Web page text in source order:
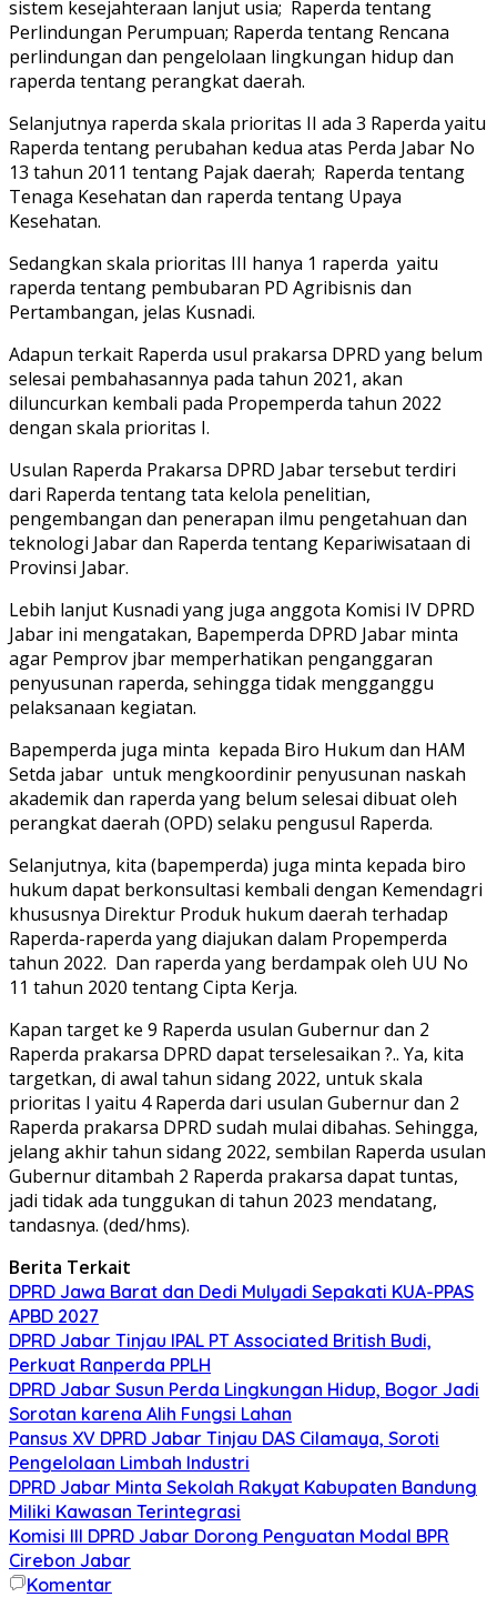
sistem kesejahteraan lanjut usia; Raperda tentang
Perlindungan Perumpuan; Raperda tentang Rencana
perlindungan dan pengelolaan lingkungan hidup dan
raperda tentang perangkat daerah.
Selanjutnya raperda skala prioritas II ada 3 Raperda yaitu
Raperda tentang perubahan kedua atas Perda Jabar No
13 tahun 2011 tentang Pajak daerah; Raperda tentang
Tenaga Kesehatan dan raperda tentang Upaya
Kesehatan.
Sedangkan skala prioritas III hanya 1 raperda yaitu
raperda tentang pembubaran PD Agribisnis dan
Pertambangan, jelas Kusnadi.
Adapun terkait Raperda usul prakarsa DPRD yang belum
selesai pembahasannya pada tahun 2021, akan
diluncurkan kembali pada Propemperda tahun 2022
dengan skala prioritas I.
Usulan Raperda Prakarsa DPRD Jabar tersebut terdiri
dari Raperda tentang tata kelola penelitian,
pengembangan dan penerapan ilmu pengetahuan dan
teknologi Jabar dan Raperda tentang Kepariwisataan di
Provinsi Jabar.
Lebih lanjut Kusnadi yang juga anggota Komisi IV DPRD
Jabar ini mengatakan, Bapemperda DPRD Jabar minta
agar Pemprov jbar memperhatikan penganggaran
penyusunan raperda, sehingga tidak mengganggu
pelaksanaan kegiatan.
Bapemperda juga minta kepada Biro Hukum dan HAM
Setda jabar untuk mengkoordinir penyusunan naskah
akademik dan raperda yang belum selesai dibuat oleh
perangkat daerah (OPD) selaku pengusul Raperda.
Selanjutnya, kita (bapemperda) juga minta kepada biro
hukum dapat berkonsultasi kembali dengan Kemendagri
khususnya Direktur Produk hukum daerah terhadap
Raperda-raperda yang diajukan dalam Propemperda
tahun 2022. Dan raperda yang berdampak oleh UU No
11 tahun 2020 tentang Cipta Kerja.
Kapan target ke 9 Raperda usulan Gubernur dan 2
Raperda prakarsa DPRD dapat terselesaikan ?.. Ya, kita
targetkan, di awal tahun sidang 2022, untuk skala
prioritas I yaitu 4 Raperda dari usulan Gubernur dan 2
Raperda prakarsa DPRD sudah mulai dibahas. Sehingga,
jelang akhir tahun sidang 2022, sembilan Raperda usulan
Gubernur ditambah 2 Raperda prakarsa dapat tuntas,
jadi tidak ada tunggukan di tahun 2023 mendatang,
tandasnya. (ded/hms).
Berita Terkait
DPRD Jawa Barat dan Dedi Mulyadi Sepakati KUA-PPAS
APBD 2027
DPRD Jabar Tinjau IPAL PT Associated British Budi,
Perkuat Ranperda PPLH
DPRD Jabar Susun Perda Lingkungan Hidup, Bogor Jadi
Sorotan karena Alih Fungsi Lahan
Pansus XV DPRD Jabar Tinjau DAS Cilamaya, Soroti
Pengelolaan Limbah Industri
DPRD Jabar Minta Sekolah Rakyat Kabupaten Bandung
Miliki Kawasan Terintegrasi
Komisi III DPRD Jabar Dorong Penguatan Modal BPR
Cirebon Jabar
Komentar